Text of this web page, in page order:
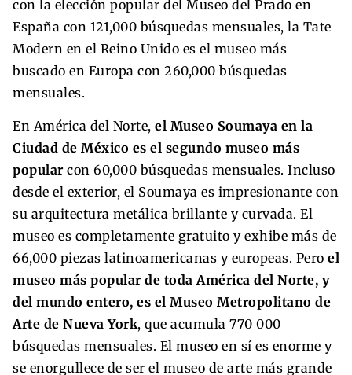
con la elección popular del Museo del Prado en
España con 121,000 búsquedas mensuales, la Tate
Modern en el Reino Unido es el museo más
buscado en Europa con 260,000 búsquedas
mensuales.
En América del Norte, el Museo Soumaya en la
Ciudad de México es el segundo museo más
popularcon 60,000 búsquedas mensuales. Incluso
desde el exterior, el Soumaya es impresionante con
su arquitectura metálica brillante y curvada. El
museo es completamente gratuito y exhibe más de
66,000 piezas latinoamericanas y europeas. Pero el
museo más popular de toda América del Norte, y
del mundo entero, es el Museo Metropolitano de
Arte de Nueva York, que acumula 770 000
búsquedas mensuales. El museo en sí es enorme y
se enorgullece de ser el museo de arte más grande